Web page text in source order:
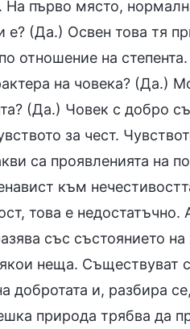
първо място,
(Да.) Освен това тя
отношение на
на човека? (Да.)
(Да.) Човек с добро
за чест.
са проявленията на
към
това е недостатъчно.
със състоянието на
неща. Съществуват
добротата и, разбира
природа трябва да